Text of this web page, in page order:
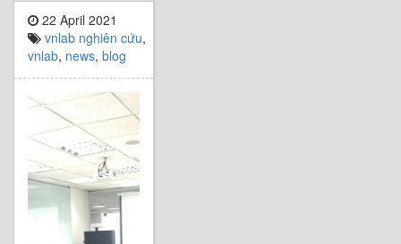
22 April 2021
vnlab nghiên cứu,
vnlab, news, blog